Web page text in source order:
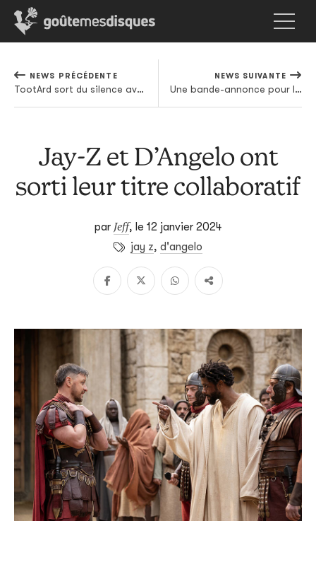
NEWS PRÉCÉDENTE
TootArd sort du silence avec le groove chevillé au corps
NEWS SUIVANTE
Une bande-annonce pour le documentaire sur Mogwai
Jay-Z et D’Angelo ont
sorti leur titre collaboratif
par Jeff, le 12 janvier 2024
jay z, d'angelo